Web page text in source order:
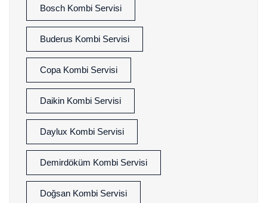
Bosch Kombi Servisi
Buderus Kombi Servisi
Copa Kombi Servisi
Daikin Kombi Servisi
Daylux Kombi Servisi
Demirdöküm Kombi Servisi
Doğsan Kombi Servisi